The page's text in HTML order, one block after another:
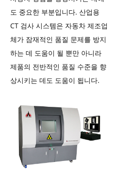
도 중요한 부분입니다. 산업용
CT 검사 시스템은 자동차 제조업
체가 잠재적인 품질 문제를 방지
하는 데 도움이 될 뿐만 아니라
제품의 전반적인 품질 수준을 향
상시키는 데도 도움이 됩니다.